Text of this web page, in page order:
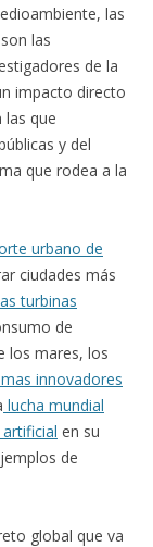
las
las
de la
impacto directo
las que
y del
que rodea a la
urbano de
ciudades más
turbinas
de
los mares, los
innovadores
lucha mundial
en su
de
global que va